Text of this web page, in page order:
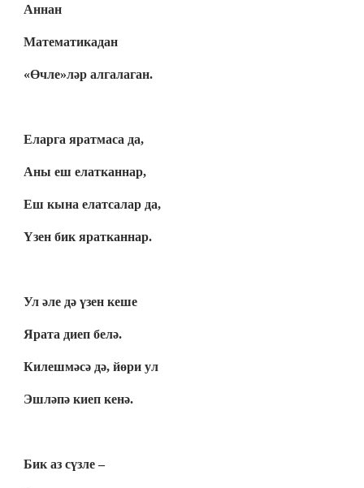
Аннан
Математикадан
«Өчле»ләр алгалаган.
Еларга яратмаса да,
Аны еш елатканнар,
Еш кына елатсалар да,
Үзен бик яратканнар.
Ул әле дә үзен кеше
Ярата диеп белә.
Килешмәсә дә, йөри ул
Эшләпә киеп кенә.
Бик аз сүзле –